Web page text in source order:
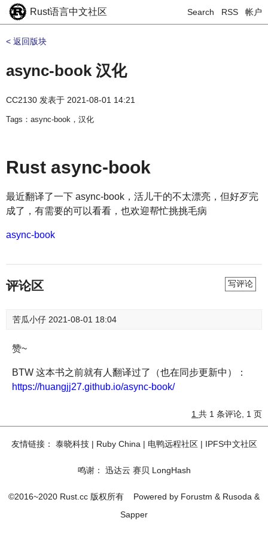
Rust语言中文社区 Search RSS 帐户
< 返回版块
async-book 汉化
CC2130 发表于 2021-08-01 14:21
Tags：async-book，汉化
Rust async-book
最近翻译了一下 async-book，活儿干的不太漂亮，但好歹完
成了，有需要的可以看看，也欢迎帮忙挑挑毛病
async-book
评论区 写评论
苦瓜小仔 2021-08-01 18:04
赞~
BTW 这本书之前就有人翻译过了（也在同步更新中）：
https://huangjj27.github.io/async-book/
1 共 1 条评论, 1 页
友情链接： 泰晓科技| Ruby China| 电鸭远程社区| IPFS中文社区
鸣谢： 迅达云 赛贝 LongHash
©2016~2020 Rust.cc 版权所有 Powered by Forustm & Rusoda &
Sapper